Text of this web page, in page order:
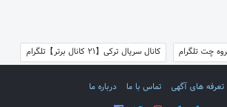
چت تلگرام کانال سریال ترکی【21 کانال برتر】تلگرام
تعرفه های آگهی تماس با ما درباره ما